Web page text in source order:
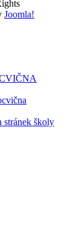
Joomla!
stránek školy